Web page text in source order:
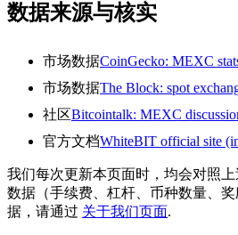
数据来源与核实
市场数据CoinGecko: MEXC
市场数据The Block: spot
社区Bitcointalk: MEXC
官方文档WhiteBIT official site
我们每次更新本页面时，均会对照
数据（手续费、杠杆、币种数量、
据，请通过 关于我们页面.